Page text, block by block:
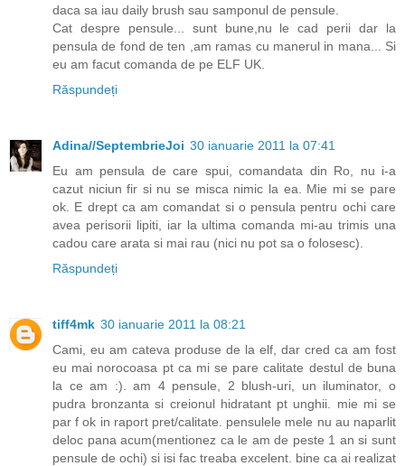
daca sa iau daily brush sau samponul de pensule.
Cat despre pensule... sunt bune,nu le cad perii dar la
pensula de fond de ten ,am ramas cu manerul in mana... Si
eu am facut comanda de pe ELF UK.
Răspundeți
Adina//SeptembrieJoi 30 ianuarie 2011 la 07:41
Eu am pensula de care spui, comandata din Ro, nu i-a
cazut niciun fir si nu se misca nimic la ea. Mie mi se pare
ok. E drept ca am comandat si o pensula pentru ochi care
avea perisorii lipiti, iar la ultima comanda mi-au trimis una
cadou care arata si mai rau (nici nu pot sa o folosesc).
Răspundeți
tiff4mk 30 ianuarie 2011 la 08:21
Cami, eu am cateva produse de la elf, dar cred ca am fost
eu mai norocoasa pt ca mi se pare calitate destul de buna
la ce am :). am 4 pensule, 2 blush-uri, un iluminator, o
pudra bronzanta si creionul hidratant pt unghii. mie mi se
par f ok in raport pret/calitate. pensulele mele nu au naparlit
deloc pana acum(mentionez ca le am de peste 1 an si sunt
pensule de ochi) si isi fac treaba excelent. bine ca ai realizat